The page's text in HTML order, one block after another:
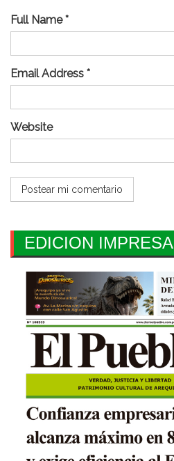
Full Name *
Email Address *
Website
EDICION IMPRESA